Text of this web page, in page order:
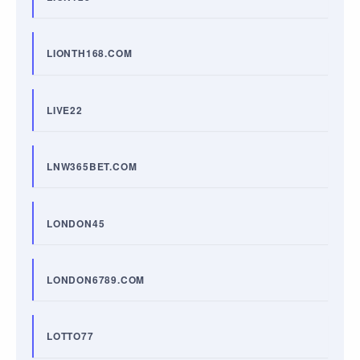
LIONTH168.COM
LIVE22
LNW365BET.COM
LONDON45
LONDON6789.COM
LOTTO77